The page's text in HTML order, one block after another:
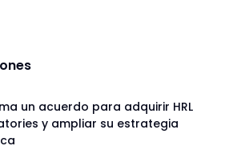
un acuerdo para adquirir HRL
y ampliar su estrategia